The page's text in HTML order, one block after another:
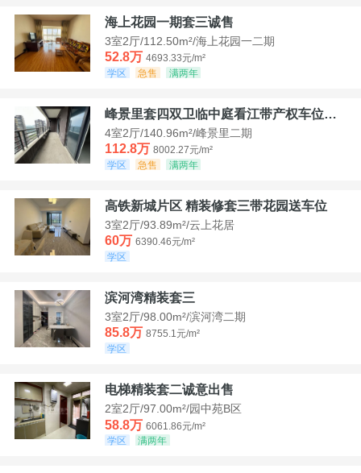
海上花园一期套三诚售
3室2厅/112.50m²/海上花园一二期
52.8万 4693.33元/m²
学区
急售 满两年
峰景里套四双卫临中庭看江带产权车位诚售
4室2厅/140.96m²/峰景里二期
112.8万 8002.27元/m²
学区
急售 满两年
高铁新城片区 精装修套三带花园送车位
3室2厅/93.89m²/云上花居
60万 6390.46元/m²
学区
滨河湾精装套三
3室2厅/98.00m²/滨河湾二期
85.8万 8755.1元/m²
学区
电梯精装套二诚意出售
2室2厅/97.00m²/园中苑B区
58.8万 6061.86元/m²
学区
满两年